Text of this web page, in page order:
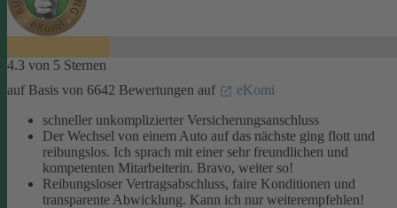
4.3 von 5 Sternen
auf Basis von 6642 Bewertungen auf
eKomi
schneller unkomplizierter Versicherungsanschluss
Der Wechsel von einem Auto auf das nächste ging flott und
reibungslos. Ich sprach mit einer sehr freundlichen und
kompetenten Mitarbeiterin. Bravo, weiter so!
Reibungsloser Vertragsabschluss, faire Konditionen und
transparente Abwicklung. Kann ich nur weiterempfehlen!